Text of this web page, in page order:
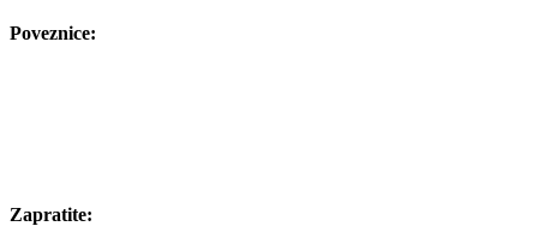
Poveznice:
Zapratite: